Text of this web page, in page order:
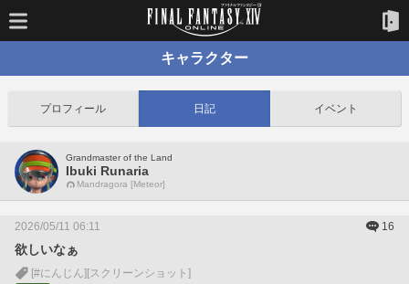
キャラクター
プロフィール 日記 イベント
Grandmaster of the Land
Ibuki Runaria
Mandragora [Meteor]
2026/05/11 06:11 16
欲しいなぁ
[#にんじん] [スクリーンショット]